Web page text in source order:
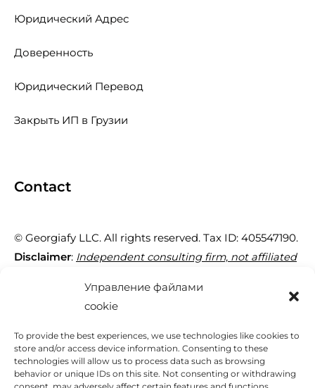
Управление файлами
cookie
To provide the best experiences, we use technologies like cookies to
store and/or access device information. Consenting to these
technologies will allow us to process data such as browsing
behavior or unique IDs on this site. Not consenting or withdrawing
Юридический Адрес
Доверенность
Юридический Перевод
Закрыть ИП в Грузии
Contact
© Georgiafy LLC. All rights reserved. Tax ID: 405547190.
Disclaimer: Independent consulting firm, not affiliated
+995 595 95 40 77